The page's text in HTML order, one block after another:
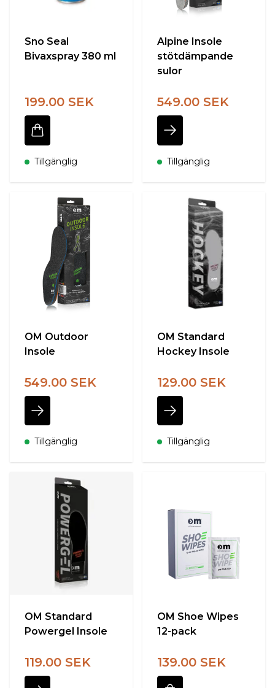
Sno Seal
Bivaxspray 380 ml
199.00 SEK
Tillgänglig
Alpine Insole
stötdämpande
sulor
549.00 SEK
Tillgänglig
OM Outdoor
Insole
549.00 SEK
Tillgänglig
OM Standard
Hockey Insole
129.00 SEK
Tillgänglig
OM Standard
Powergel Insole
119.00 SEK
OM Shoe Wipes
12-pack
139.00 SEK